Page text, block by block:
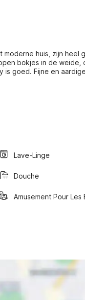
huis, zijn heel
bokjes in de
goed. Fijne en
Lave-Linge
Douche
Amusement Pour Les